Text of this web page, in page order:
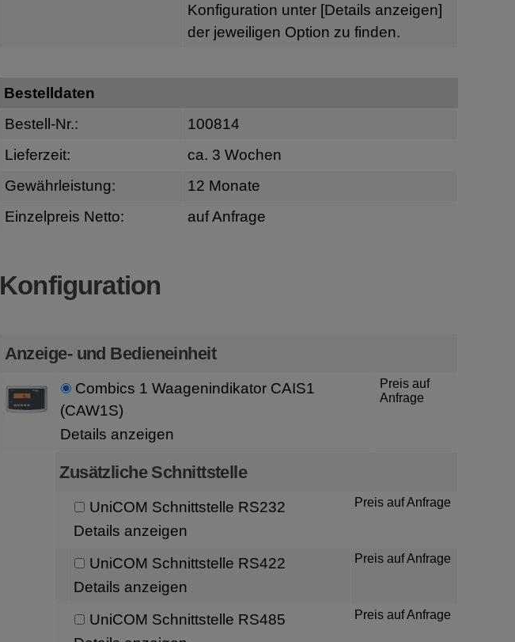
Konfiguration unter [Details anzeigen]
der jeweiligen Option zu finden.
Bestelldaten
Bestell-Nr.:
100814
Lieferzeit:
ca. 3 Wochen
Gewährleistung:
12 Monate
Einzelpreis Netto:
auf Anfrage
Konfiguration
Anzeige- und Bedieneinheit
Combics 1 Waagenindikator CAIS1
(CAW1S)
Details anzeigen
Preis auf
Anfrage
Zusätzliche Schnittstelle
UniCOM Schnittstelle RS232
Details anzeigen
Preis auf Anfrage
UniCOM Schnittstelle RS422
Details anzeigen
Preis auf Anfrage
UniCOM Schnittstelle RS485
Preis auf Anfrage